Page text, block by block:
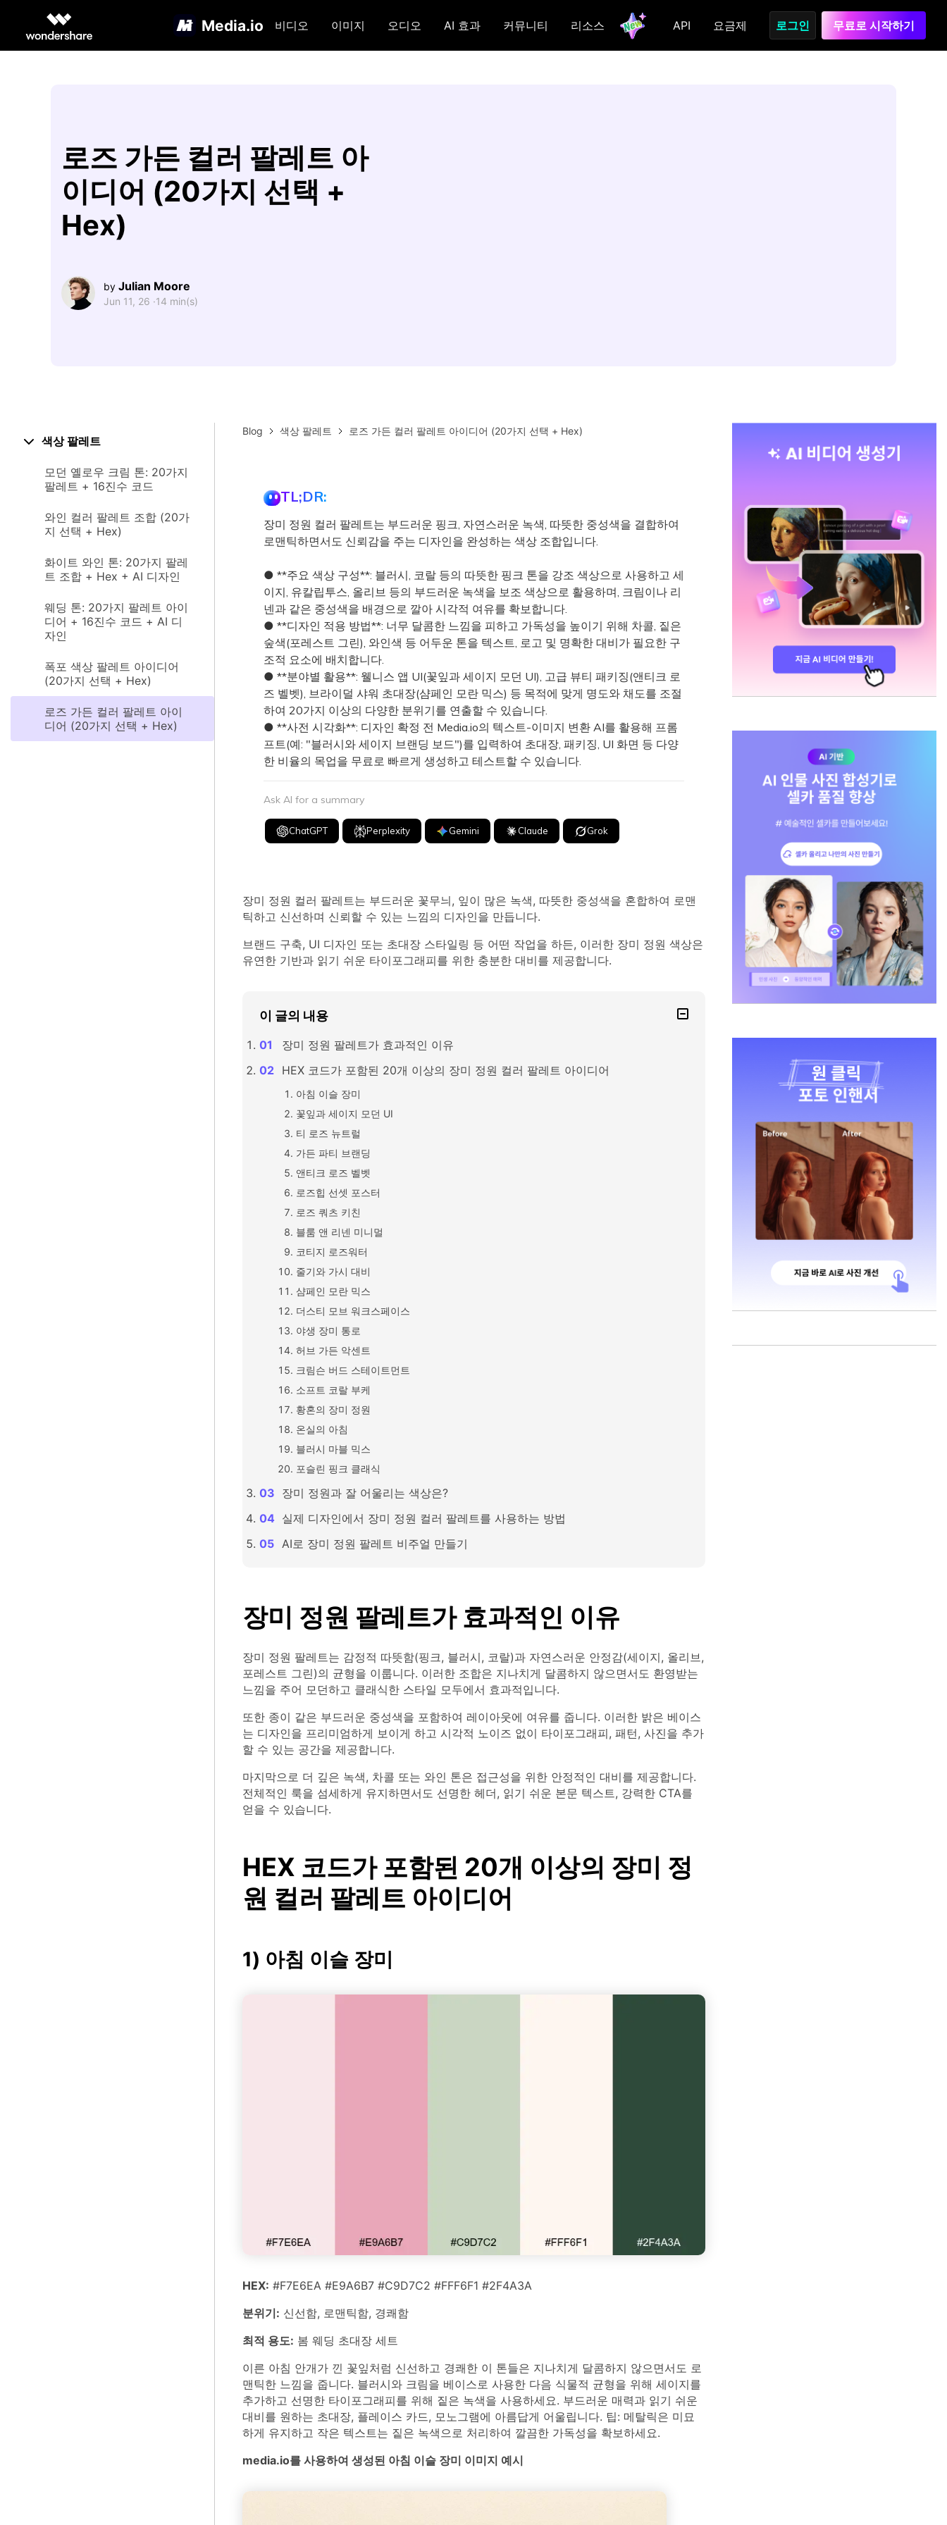
Media.io 비디오 이미지 오디오 AI 효과 커뮤니티 리소스 API 요금제 로그인 무료로 시작하기
로즈 가든 컬러 팔레트 아
이디어 (20가지 선택 +
Hex)
by Julian Moore
Jun 11, 26 ·14 min(s)
색상 팔레트
모던 옐로우 크림 톤: 20가지
팔레트 + 16진수 코드
와인 컬러 팔레트 조합 (20가
지 선택 + Hex)
화이트 와인 톤: 20가지 팔레
트 조합 + Hex + AI 디자인
웨딩 톤: 20가지 팔레트 아이
디어 + 16진수 코드 + AI 디
자인
폭포 색상 팔레트 아이디어
(20가지 선택 + Hex)
로즈 가든 컬러 팔레트 아이
디어 (20가지 선택 + Hex)
Blog 색상 팔레트 로즈 가든 컬러 팔레트 아이디어 (20가지 선택 + Hex)
TL;DR:
장미 정원 컬러 팔레트는 부드러운 핑크, 자연스러운 녹색, 따뜻한 중성색을 결합하여
로맨틱하면서도 신뢰감을 주는 디자인을 완성하는 색상 조합입니다.
● **주요 색상 구성**: 블러시, 코랄 등의 따뜻한 핑크 톤을 강조 색상으로 사용하고 세
이지, 유칼립투스, 올리브 등의 부드러운 녹색을 보조 색상으로 활용하며, 크림이나 리
넨과 같은 중성색을 배경으로 깔아 시각적 여유를 확보합니다.
● **디자인 적용 방법**: 너무 달콤한 느낌을 피하고 가독성을 높이기 위해 차콜, 짙은
숲색(포레스트 그린), 와인색 등 어두운 톤을 텍스트, 로고 및 명확한 대비가 필요한 구
조적 요소에 배치합니다.
● **분야별 활용**: 웰니스 앱 UI(꽃잎과 세이지 모던 UI), 고급 뷰티 패키징(앤티크 로
즈 벨벳), 브라이덜 샤워 초대장(샴페인 모란 믹스) 등 목적에 맞게 명도와 채도를 조절
하여 20가지 이상의 다양한 분위기를 연출할 수 있습니다.
● **사전 시각화**: 디자인 확정 전 Media.io의 텍스트-이미지 변환 AI를 활용해 프롬
프트(예: "블러시와 세이지 브랜딩 보드")를 입력하여 초대장, 패키징, UI 화면 등 다양
한 비율의 목업을 무료로 빠르게 생성하고 테스트할 수 있습니다.
Ask AI for a summary
ChatGPT Perplexity Gemini Claude Grok
장미 정원 컬러 팔레트는 부드러운 꽃무늬, 잎이 많은 녹색, 따뜻한 중성색을 혼합하여 로맨
틱하고 신선하며 신뢰할 수 있는 느낌의 디자인을 만듭니다.
브랜드 구축, UI 디자인 또는 초대장 스타일링 등 어떤 작업을 하든, 이러한 장미 정원 색상은
유연한 기반과 읽기 쉬운 타이포그래피를 위한 충분한 대비를 제공합니다.
이 글의 내용
장미 정원 팔레트가 효과적인 이유
HEX 코드가 포함된 20개 이상의 장미 정원 컬러 팔레트 아이디어
아침 이슬 장미
꽃잎과 세이지 모던 UI
티 로즈 뉴트럴
가든 파티 브랜딩
앤티크 로즈 벨벳
로즈힙 선셋 포스터
로즈 쿼츠 키친
블룸 앤 리넨 미니멀
코티지 로즈워터
줄기와 가시 대비
샴페인 모란 믹스
더스티 모브 워크스페이스
야생 장미 통로
허브 가든 악센트
크림슨 버드 스테이트먼트
소프트 코랄 부케
황혼의 장미 정원
온실의 아침
블러시 마블 믹스
포슬린 핑크 클래식
장미 정원과 잘 어울리는 색상은?
실제 디자인에서 장미 정원 컬러 팔레트를 사용하는 방법
AI로 장미 정원 팔레트 비주얼 만들기
장미 정원 팔레트가 효과적인 이유
장미 정원 팔레트는 감정적 따뜻함(핑크, 블러시, 코랄)과 자연스러운 안정감(세이지, 올리브,
포레스트 그린)의 균형을 이룹니다. 이러한 조합은 지나치게 달콤하지 않으면서도 환영받는
느낌을 주어 모던하고 클래식한 스타일 모두에서 효과적입니다.
또한 종이 같은 부드러운 중성색을 포함하여 레이아웃에 여유를 줍니다. 이러한 밝은 베이스
는 디자인을 프리미엄하게 보이게 하고 시각적 노이즈 없이 타이포그래피, 패턴, 사진을 추가
할 수 있는 공간을 제공합니다.
마지막으로 더 깊은 녹색, 차콜 또는 와인 톤은 접근성을 위한 안정적인 대비를 제공합니다.
전체적인 룩을 섬세하게 유지하면서도 선명한 헤더, 읽기 쉬운 본문 텍스트, 강력한 CTA를
얻을 수 있습니다.
HEX 코드가 포함된 20개 이상의 장미 정
원 컬러 팔레트 아이디어
1) 아침 이슬 장미
HEX: #F7E6EA #E9A6B7 #C9D7C2 #FFF6F1 #2F4A3A
분위기: 신선함, 로맨틱함, 경쾌함
최적 용도: 봄 웨딩 초대장 세트
이른 아침 안개가 낀 꽃잎처럼 신선하고 경쾌한 이 톤들은 지나치게 달콤하지 않으면서도 로
맨틱한 느낌을 줍니다. 블러시와 크림을 베이스로 사용한 다음 식물적 균형을 위해 세이지를
추가하고 선명한 타이포그래피를 위해 짙은 녹색을 사용하세요. 부드러운 매력과 읽기 쉬운
대비를 원하는 초대장, 플레이스 카드, 모노그램에 아름답게 어울립니다. 팁: 메탈릭은 미묘
하게 유지하고 작은 텍스트는 짙은 녹색으로 처리하여 깔끔한 가독성을 확보하세요.
media.io를 사용하여 생성된 아침 이슬 장미 이미지 예시